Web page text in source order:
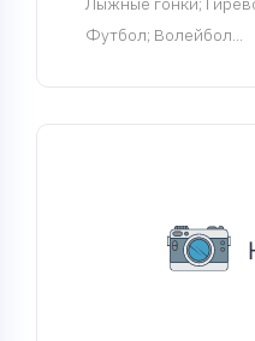
Футбол; Волейбол...